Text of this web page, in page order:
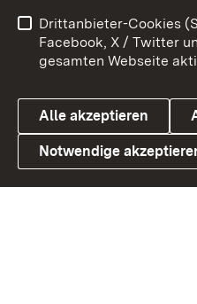
Link zum Landesportal
Barrierefreiheit
Cookies
Drittanbieter-Cookies
Facebook, X / Twitter
gesamten Webseite
Alle akzeptieren
Notwendige